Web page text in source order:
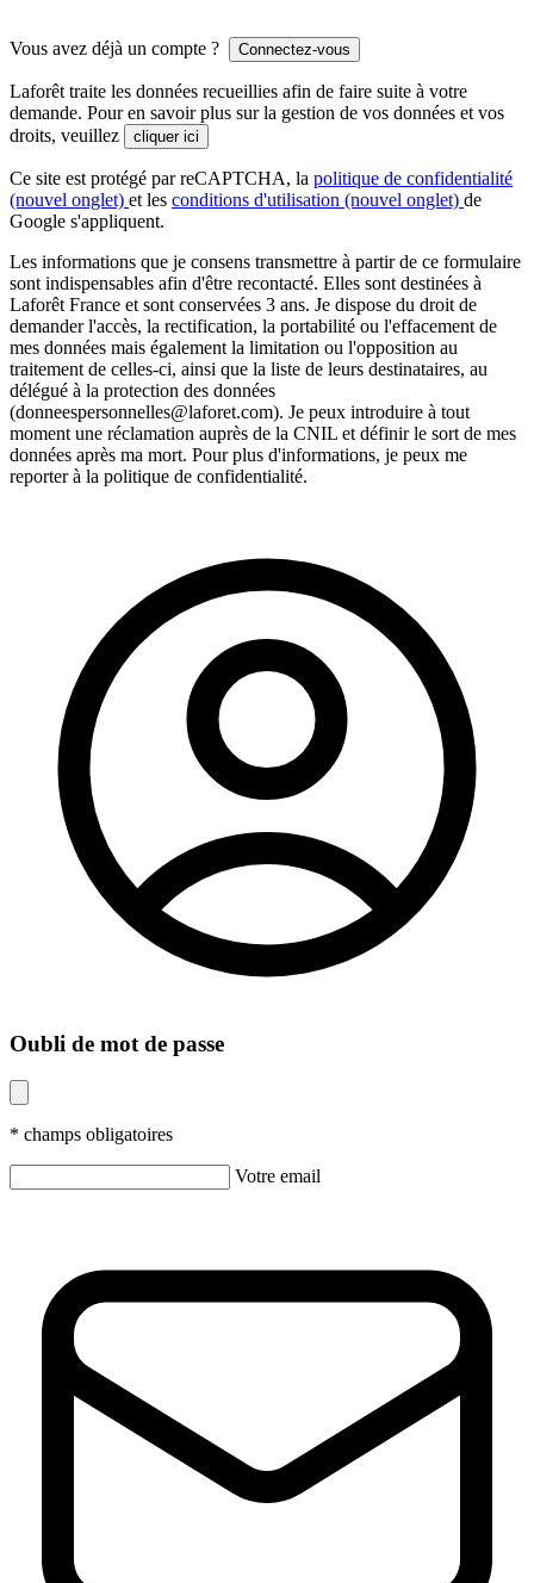
Vous avez déjà un compte ? Connectez-vous
Laforêt traite les données recueillies afin de faire suite à votre
demande. Pour en savoir plus sur la gestion de vos données et vos
droits, veuillez
cliquer ici
Ce site est protégé par reCAPTCHA, la politique de confidentialité
(nouvel onglet) et les conditions d'utilisation (nouvel onglet) de
Google s'appliquent.
Les informations que je consens transmettre à partir de ce formulaire
sont indispensables afin d'être recontacté. Elles sont destinées à
Laforêt France et sont conservées 3 ans. Je dispose du droit de
demander l'accès, la rectification, la portabilité ou l'effacement de
mes données mais également la limitation ou l'opposition au
traitement de celles-ci, ainsi que la liste de leurs destinataires, au
délégué à la protection des données
(donneespersonnelles@laforet.com). Je peux introduire à tout
moment une réclamation auprès de la CNIL et définir le sort de mes
données après ma mort. Pour plus d'informations, je peux me
reporter à la politique de confidentialité.
Oubli de mot de passe
* champs obligatoires
Votre email